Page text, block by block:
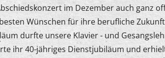
im Dezember auch ganz
Wünschen für ihre berufliche
durfte unsere Klavier - und
ihr 40-jähriges Dienstjubiläum und